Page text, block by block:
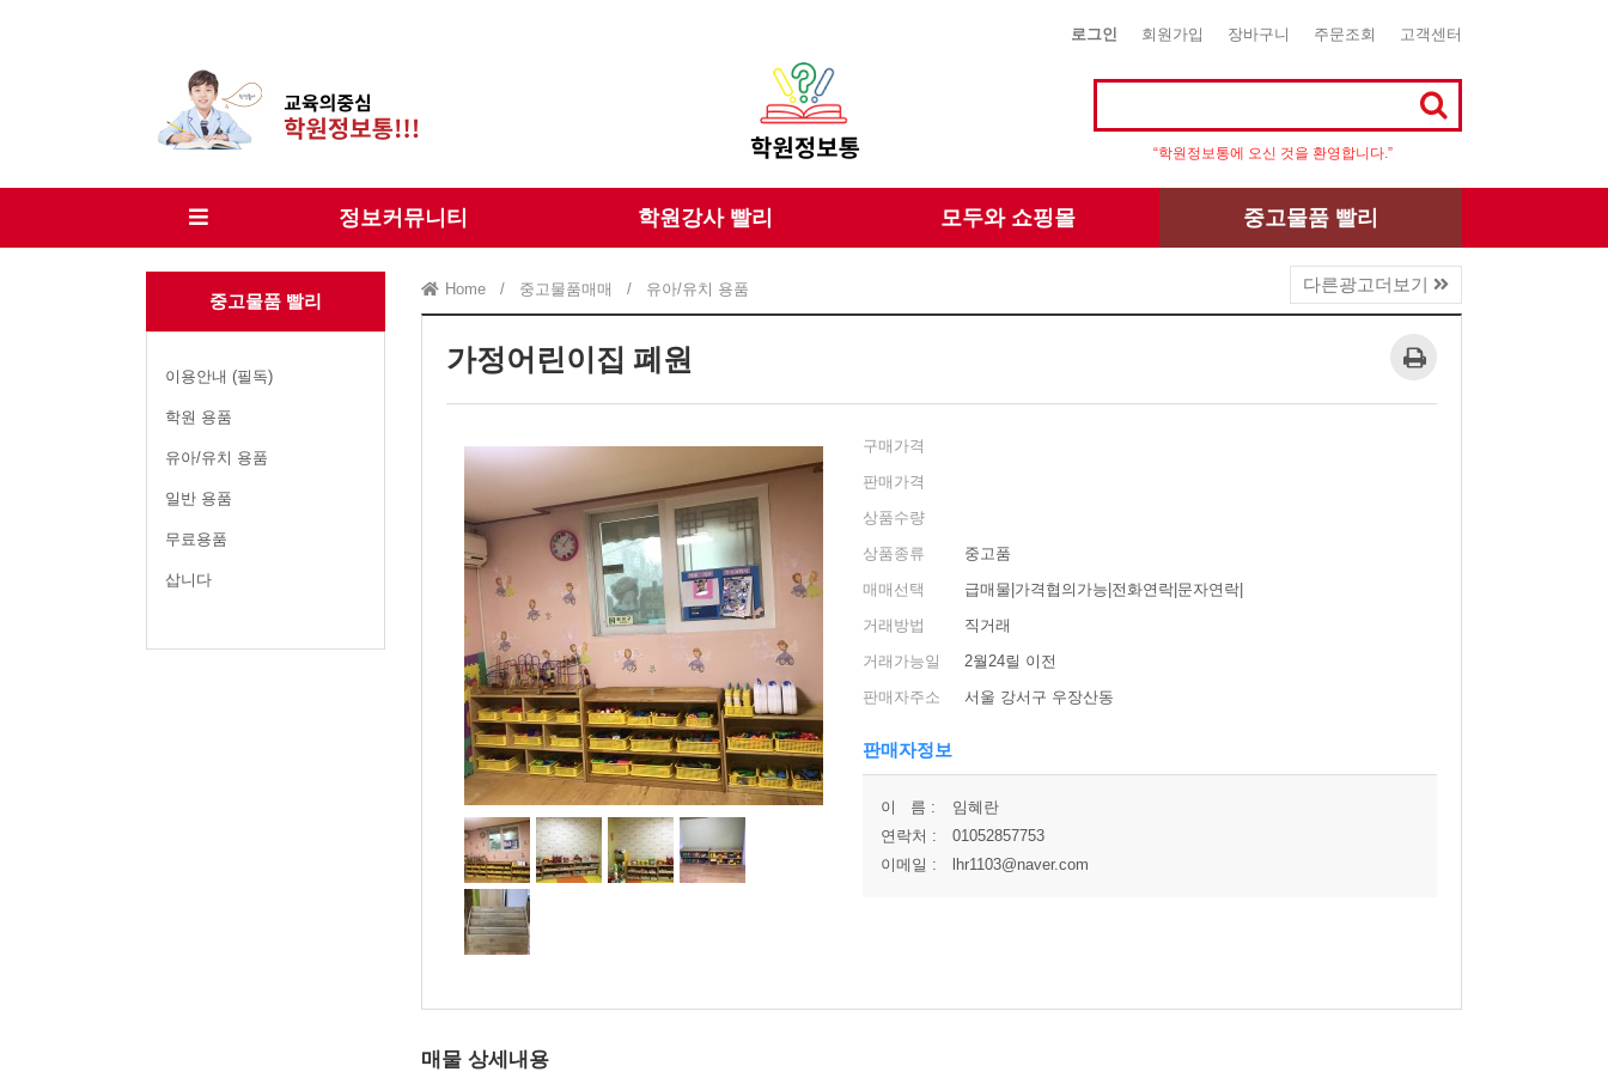
로그인 회원가입 장바구니 주문조회 고객센터
“학원정보통에 오신 것을 환영합니다.”
정보커뮤니티 학원강사 빨리 모두와 쇼핑몰 중고물품 빨리
중고물품 빨리
이용안내 (필독)
학원 용품
유아/유치 용품
일반 용품
무료용품
삽니다
Home / 중고물품매매 / 유아/유치 용품 다른광고더보기
가정어린이집 폐원
구매가격
판매가격
상품수량
상품종류
중고품
매매선택
급매물|가격협의가능|전화연락|문자연락|
거래방법
직거래
거래가능일
2월24릴 이전
판매자주소
서울 강서구 우장산동
판매자정보
이 름 :
임혜란
연락처 :
01052857753
이메일 :
lhr1103@naver.com
매물 상세내용